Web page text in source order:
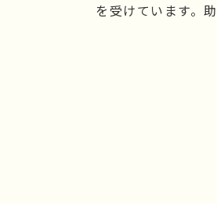
を受けています。